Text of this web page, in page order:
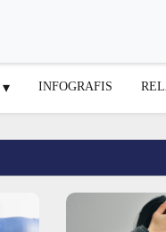
INFOGRAFIS